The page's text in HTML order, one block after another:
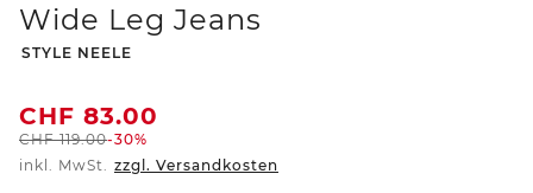
Wide Leg Jeans
-
STYLE NEELE
CHF 83.00
CHF119.00-30%
inkl. MwSt. zzgl. Versandkosten